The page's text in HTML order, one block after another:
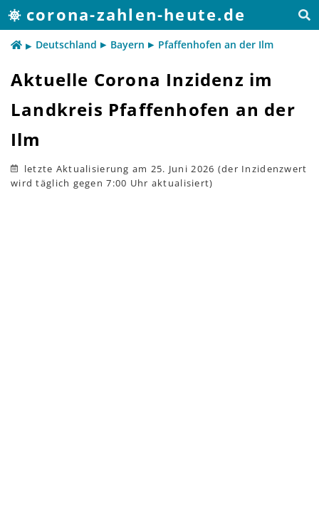
corona-zahlen-heute.de
Deutschland Bayern Pfaffenhofen an der Ilm
Aktuelle Corona Inzidenz im
Landkreis Pfaffenhofen an der
Ilm
letzte Aktualisierung am 25. Juni 2026